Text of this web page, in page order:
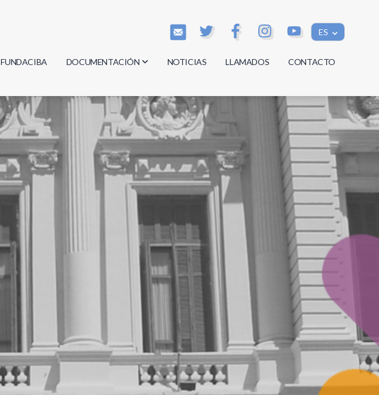
ES
FUNDACIBA DOCUMENTACIÓN
Actas
Reglamentos
Documentos
NOTICIAS LLAMADOS CONTACTO